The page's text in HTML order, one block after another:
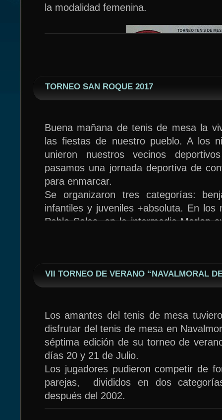
la modalidad femenina.
TORNEO SAN ROQUE 2017
Buena mañana de tenis de mesa la
las fiestas de nuestro pueblo. A los
unieron nuestros vecinos
pasamos una jornada deportiva de
para enmarcar.
Se organizaron tres categorías:
infantiles y juveniles +absoluta. En los
Pablo Salas, en la intermedia Marlon
VII TORNEO DE VERANO “NAVALMORAL
Los amantes del tenis de mesa
disfrutar del tenis de mesa en
séptima edición de su torneo de
días 20 y 21 de Julio.
Los jugadores pudieron competir de
parejas, divididos en dos
después del 2002.